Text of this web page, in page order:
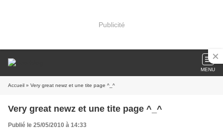
Publicité
MENU
Accueil » Very great newz et une tite page ^_^
Very great newz et une tite page ^_^
Publié le 25/05/2010 à 14:33